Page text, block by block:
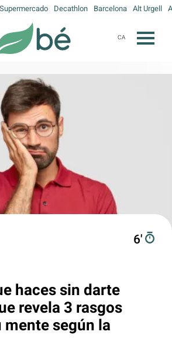
Supermercado Decathlon Barcelona Alt Urgell
CA
6′
haces sin darte
revela 3 rasgos
mente según la